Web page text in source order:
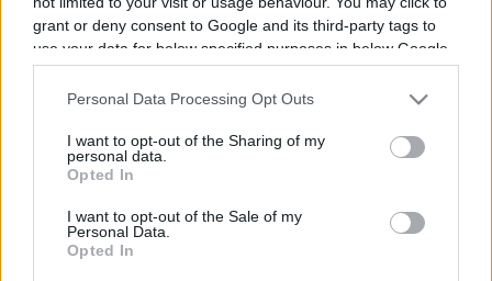
grant or deny consent to Google and its third-party tags to
use your data for below specified purposes in below Google
consent section.
Personal Data Processing Opt Outs
I want to opt-out of the Sharing of my
personal data.
Opted In
I want to opt-out of the Sale of my
Personal Data.
Opted In
Programme TV Rugby>United Rugby Championship
> Ulster - Glasgow